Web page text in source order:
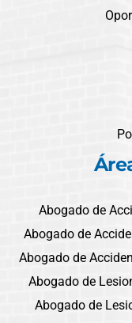
Abogado de
Abogado de
Abogado de
Abogado de
Abogado de